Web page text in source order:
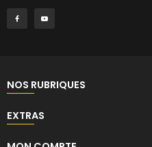
NOS RUBRIQUES
EXTRAS